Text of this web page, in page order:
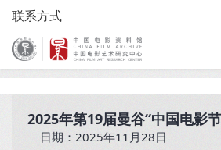
联系方式
首页 >放映>电影节展
2025年第19届曼谷“中国电影
日期：2025年11月28日